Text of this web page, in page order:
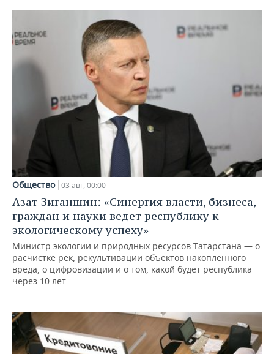
Общество 03 авг, 00:00
Азат Зиганшин: «Синергия власти, бизнеса,
граждан и науки ведет республику к
экологическому успеху»
Министр экологии и природных ресурсов Татарстана — о
расчистке рек, рекультивации объектов накопленного
вреда, о цифровизации и о том, какой будет республика
через 10 лет